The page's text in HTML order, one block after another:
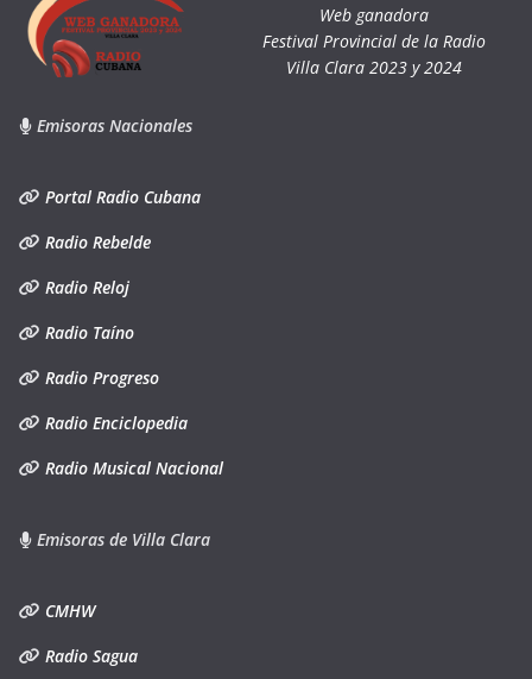
Web ganadora
Festival Provincial de la Radio
Villa Clara 2023 y 2024
Emisoras Nacionales
Portal Radio Cubana
Radio Rebelde
Radio Reloj
Radio Taíno
Radio Progreso
Radio Enciclopedia
Radio Musical Nacional
Emisoras de Villa Clara
CMHW
Radio Sagua